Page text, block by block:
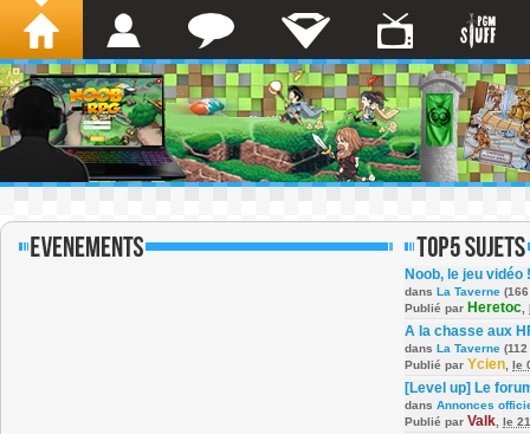
Noob, le jeu vidéo !
dans La Taverne
Publié par Heretoc
A la chasse aux
dans La Taverne
Publié par Ycien le
[Level up] Le
dans Annonces
Publié par Valk le